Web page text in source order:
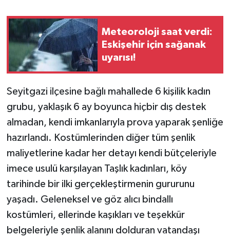
Meteoroloji saat verdi:
Eskişehir için sağanak
uyarısı!
Seyitgazi ilçesine bağlı mahallede 6 kişilik kadın
grubu, yaklaşık 6 ay boyunca hiçbir dış destek
almadan, kendi imkanlarıyla prova yaparak şenliğe
hazırlandı. Kostümlerinden diğer tüm şenlik
maliyetlerine kadar her detayı kendi bütçeleriyle
imece usulü karşılayan Taşlık kadınları, köy
tarihinde bir ilki gerçekleştirmenin gururunu
yaşadı. Geleneksel ve göz alıcı bindallı
kostümleri, ellerinde kaşıkları ve teşekkür
belgeleriyle şenlik alanını dolduran vatandaşı